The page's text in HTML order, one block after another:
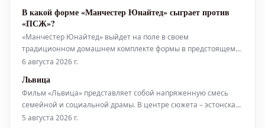
спонсорскому контракту. Вузинья привлек внимание своим
блестящим выступлен
В какой форме «Манчестер Юнайтед» сыграет против
«ПСЖ»?
«Манчестер Юнайтед» выйдет на поле в своем
традиционном домашнем комплекте формы в предстоящем
матче против «Пари Сен-Жермен», который состоится в эту
6 августа 2026 г.
Львица
Фильм «Львица» представляет собой напряженную смесь
семейной и социальной драмы. В центре сюжета – эстонская
санитарка, которая с тревогой наблюдает за тем, как ее дочь-
5 августа 2026 г.